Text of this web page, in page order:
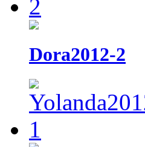
Dora2012-2